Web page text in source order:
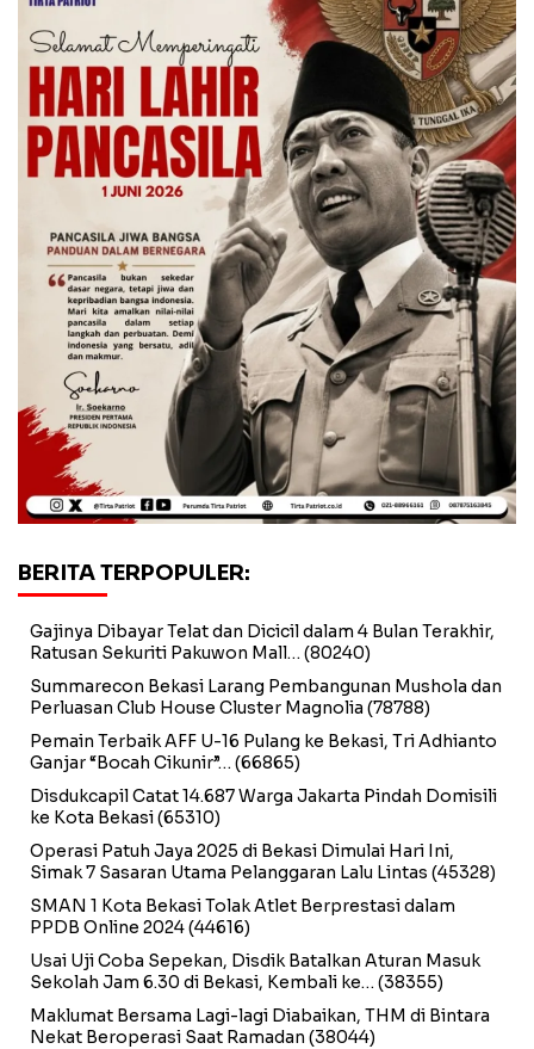
BERITA TERPOPULER:
Gajinya Dibayar Telat dan Dicicil dalam 4 Bulan Terakhir,
Ratusan Sekuriti Pakuwon Mall… (80240)
Summarecon Bekasi Larang Pembangunan Mushola dan
Perluasan Club House Cluster Magnolia (78788)
Pemain Terbaik AFF U-16 Pulang ke Bekasi, Tri Adhianto
Ganjar “Bocah Cikunir”… (66865)
Disdukcapil Catat 14.687 Warga Jakarta Pindah Domisili
ke Kota Bekasi(65310)
Operasi Patuh Jaya 2025 di Bekasi Dimulai Hari Ini,
Simak 7 Sasaran Utama Pelanggaran Lalu Lintas (45328)
SMAN 1 Kota Bekasi Tolak Atlet Berprestasi dalam
PPDB Online 2024(44616)
Usai Uji Coba Sepekan, Disdik Batalkan Aturan Masuk
Sekolah Jam 6.30 di Bekasi, Kembali ke… (38355)
Maklumat Bersama Lagi-lagi Diabaikan, THM di Bintara
Nekat Beroperasi Saat Ramadan (38044)